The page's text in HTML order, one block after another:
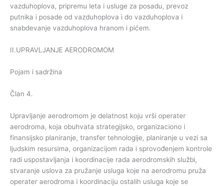
vazduhoplova, pripremu leta i usluge za posadu, prevoz
putnika i posade od vazduhoplova i do vazduhoplova i
snabdevanje vazduhoplova hranom i pićem.
II.UPRAVLJANJE AERODROMOM
Pojam i sadržina
Član 4.
Upravljanje aerodromom je delatnost koju vrši operater
aerodroma, koja obuhvata strategijsko, organizaciono i
finansijsko planiranje, transfer tehnologije, planiranje u vezi sa
ljudskim resursima, organizacijom rada i sprovođenjem kontrole
radi uspostavljanja i koordinacije rada aerodromskih službi,
stvaranje uslova za pružanje usluga koje na aerodromu pruža
operater aerodroma i koordinaciju ostalih usluga koje se